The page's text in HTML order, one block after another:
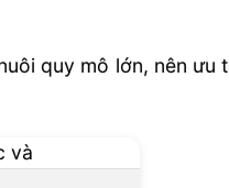
quy mô lớn, nên ưu